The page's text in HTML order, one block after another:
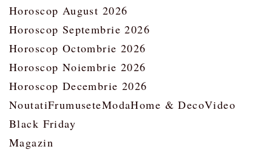
Horoscop August 2026
Horoscop Septembrie 2026
Horoscop Octombrie 2026
Horoscop Noiembrie 2026
Horoscop Decembrie 2026
NoutatiFrumuseteModaHome & DecoVideo
Black Friday
Magazin